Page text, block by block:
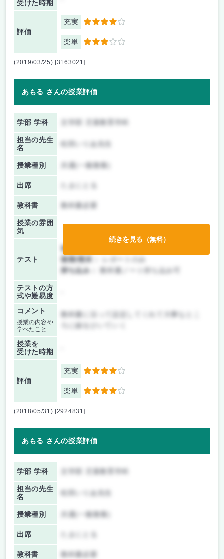
受けた時期
評価
充実 4
楽単 3
(2019/03/25) [3163021]
あもる さんの授業評価
学部 学科 文学部 児童教育学科
担当の先生
名
松田いりあ先生
授業種別 共通(一般教養)
出席
教科書 教科書必要
授業の雰囲
気
テスト
前期/中間：
後期/期末：
持ち込み：
教科書ノート持ち込み可
テストの方
式や難易度
コメント
授業の内容や
学べたこと
教科書に沿って設定してくれて大事なとこ
ろに線をひいていく
授業を
受けた時期
評価
充実 4
楽単 4
続きを見る（無料）
(2018/05/31) [2924831]
あもる さんの授業評価
学部 学科 文学部 児童教育学科
担当の先生
名
松田いりあ先生
授業種別 共通(一般教養)
出席
教科書 教科書必要